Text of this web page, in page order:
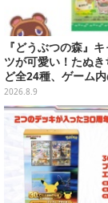
『どうぶつの森』
ツが可愛い！たぬ
ど全24種、ゲーム
カード全10種も
2026.8.9